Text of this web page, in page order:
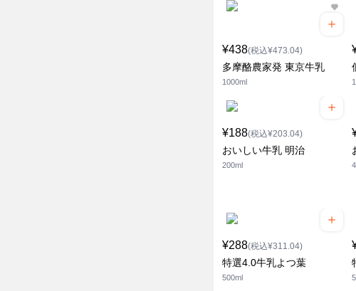
¥438(税込¥473.04)
多摩酪農家発 東京牛乳
1000ml
¥188(税込¥203.04)
おいしい牛乳 明治
200ml
¥288(税込¥311.04)
特選4.0牛乳よつ葉
500ml